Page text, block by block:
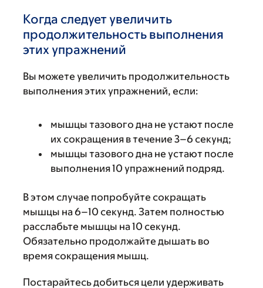
Когда следует увеличить
продолжительность выполнения
этих упражнений
Вы можете увеличить продолжительность
выполнения этих упражнений, если:
мышцы тазового дна не устают после
их сокращения в течение 3–6 секунд;
мышцы тазового дна не устают после
выполнения 10 упражнений подряд.
В этом случае попробуйте сокращать
мышцы на 6–10 секунд. Затем полностью
расслабьте мышцы на 10 секунд.
Обязательно продолжайте дышать во
время сокращения мышц.
Постарайтесь добиться цели удерживать